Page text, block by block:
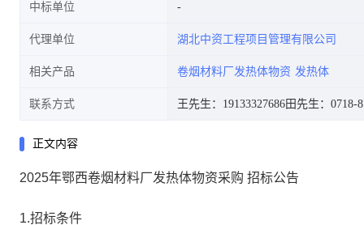
中标单位
代理单位 湖北中资工程项目管理有限公司
相关产品 卷烟材料厂发热体物资 发热体
联系方式 王先生：19133327686田先生：0718-
正文内容
2025年鄂西卷烟材料厂发热体物资采购 招标公告
1.招标条件